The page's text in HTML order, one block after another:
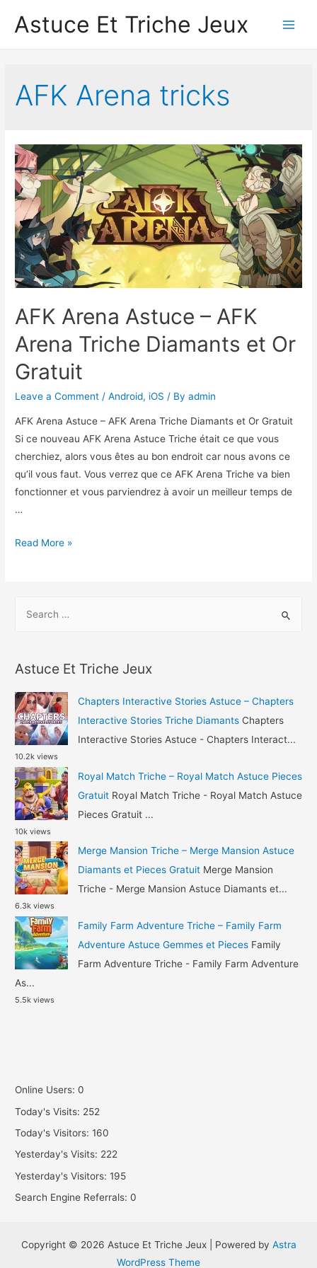
Astuce Et Triche Jeux
AFK Arena tricks
AFK Arena Astuce – AFK
Arena Triche Diamants et Or
Gratuit
Leave a Comment /Android, iOS / Byadmin
AFK Arena Astuce – AFK Arena Triche Diamants et Or Gratuit
Si ce nouveau AFK Arena Astuce Triche était ce que vous
cherchiez, alors vous êtes au bon endroit car nous avons ce
qu’il vous faut. Vous verrez que ce AFK Arena Triche va bien
fonctionner et vous parviendrez à avoir un meilleur temps de
…
AFK
AFK
Diamants
Or
Gratuit
Read More »
h
f
o
r
:
Astuce Et Triche Jeux
Chapters Interactive Stories Astuce – Chapters
Interactive Stories Triche Diamants Chapters
Interactive Stories Astuce - Chapters Interact...
10.2k views
Royal Match Triche – Royal Match Astuce Pieces
Gratuit Royal Match Triche - Royal Match Astuce
Pieces Gratuit ...
10k views
Merge Mansion Triche – Merge Mansion Astuce
Diamants et Pieces Gratuit Merge Mansion
Triche - Merge Mansion Astuce Diamants et...
6.3k views
Family Farm Adventure Triche – Family Farm
Adventure Astuce Gemmes et Pieces Family
Farm Adventure Triche - Family Farm Adventure
As...
5.5k views
Online Users:0
Today's Visits: 252
Today's Visitors:160
Yesterday's Visits: 222
Yesterday's Visitors:195
Search Engine Referrals:0
Copyright © 2026 Astuce Et Triche Jeux | Powered by Astra
WordPress Theme